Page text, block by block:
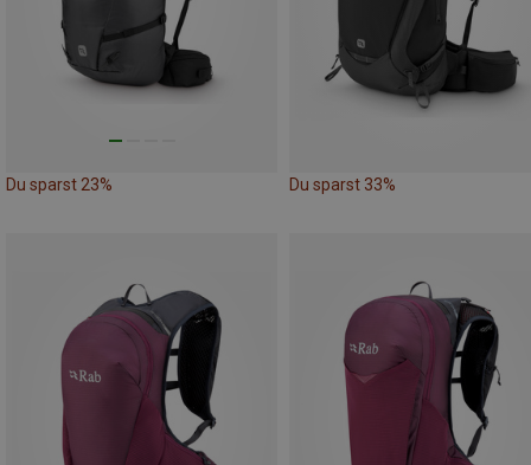
Du sparst 23% Du sparst 33%